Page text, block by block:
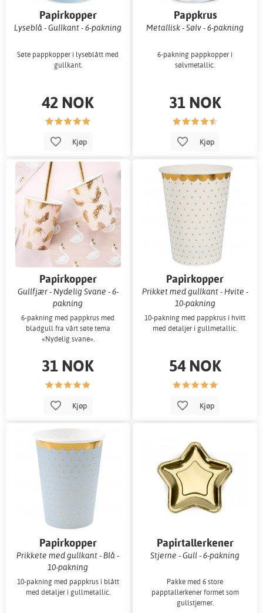
Papirkopper
Lyseblå - Gullkant - 6-pakning
Søte pappkopper i lyseblått med
gullkant.
42 NOK
Kjøp
Pappkrus
Metallisk - Sølv - 6-pakning
6-pakning pappkopper i
sølvmetallic.
31 NOK
Kjøp
Papirkopper
Gullfjær - Nydelig Svane - 6-
pakning
6-pakning med pappkrus med
bladgull fra vårt søte tema
«Nydelig svane».
31 NOK
Kjøp
Papirkopper
Prikket med gullkant - Hvite -
10-pakning
10-pakning med pappkrus i hvitt
med detaljer i gullmetallic.
54 NOK
Kjøp
Papirkopper
Prikkete med gullkant - Blå -
10-pakning
10-pakning med pappkrus i blått
med detaljer i gullmetallic.
Papirtallerkener
Stjerne - Gull - 6-pakning
Pakke med 6 store
papptallerkener formet som
gullstjerner.